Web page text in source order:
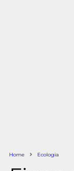
Home Ecologia